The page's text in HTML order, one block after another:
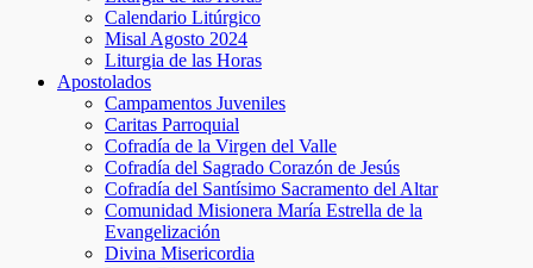
Calendario Litúrgico
Misal Agosto 2024
Liturgia de las Horas
Apostolados
Campamentos Juveniles
Caritas Parroquial
Cofradía de la Virgen del Valle
Cofradía del Sagrado Corazón de Jesús
Cofradía del Santísimo Sacramento del Altar
Comunidad Misionera María Estrella de la
Evangelización
Divina Misericordia